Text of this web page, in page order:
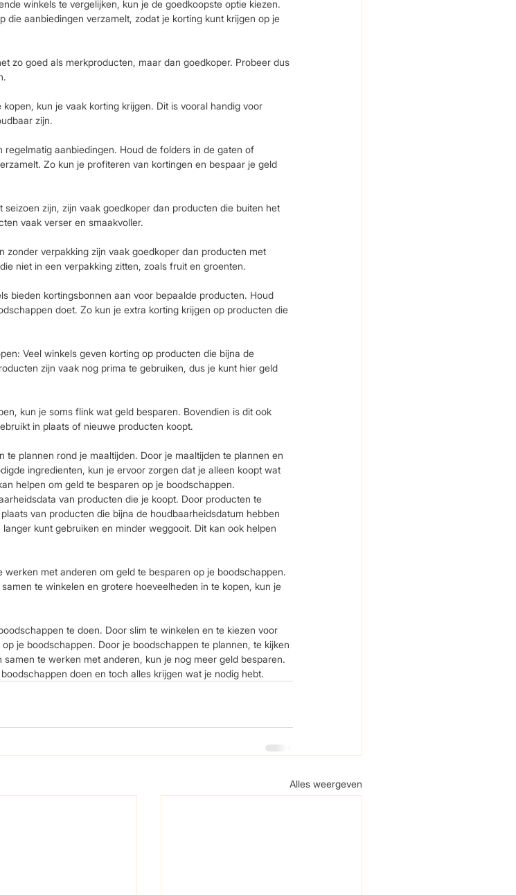
winkels te vergelijken, kun je de goedkoopste optie kiezen.
die aanbiedingen verzamelt, zodat je korting kunt krijgen op je
zo goed als merkproducten, maar dan goedkoper. Probeer dus
kun je vaak korting krijgen. Dit is vooral handig voor
zijn.
aanbiedingen. Houd de folders in de gaten of
Zo kun je profiteren van kortingen en bespaar je geld
zijn, zijn vaak goedkoper dan producten die buiten het
vaak verser en smaakvoller.
zonder verpakking zijn vaak goedkoper dan producten met
niet in een verpakking zitten, zoals fruit en groenten.
bieden kortingsbonnen aan voor bepaalde producten. Houd
doet. Zo kun je extra korting krijgen op producten die
Veel winkels geven korting op producten die bijna de
zijn vaak nog prima te gebruiken, dus je kunt hier geld
kun je soms flink wat geld besparen. Bovendien is dit ook
in plaats of nieuwe producten koopt.
te plannen rond je maaltijden. Door je maaltijden te plannen en
ingredienten, kun je ervoor zorgen dat je alleen koopt wat
helpen om geld te besparen op je boodschappen.
van producten die je koopt. Door producten te
van producten die bijna de houdbaarheidsdatum hebben
kunt gebruiken en minder weggooit. Dit kan ook helpen
met anderen om geld te besparen op je boodschappen.
te winkelen en grotere hoeveelheden in te kopen, kun je
te doen. Door slim te winkelen en te kiezen voor
je boodschappen. Door je boodschappen te plannen, te kijken
te werken met anderen, kun je nog meer geld besparen.
doen en toch alles krijgen wat je nodig hebt.
Alles weergeven